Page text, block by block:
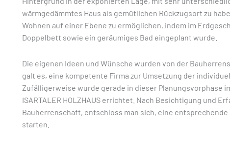
wärmgedämmtes Haus als gemütlichen Rückzugsort zu
Wohnen auf einer Ebene zu ermöglichen, indem im
Doppelbett sowie ein geräumiges Bad eingeplant wurde.
Die eigenen Ideen und Wünsche wurden von der
galt es, eine kompetente Firma zur Umsetzung der
Zufälligerweise wurde gerade in dieser Planungsvorphase
ISARTALER HOLZHAUS errichtet. Nach Besichtigung und
Bauherrenschaft, entschloss man sich, eine entsprechende
starten.